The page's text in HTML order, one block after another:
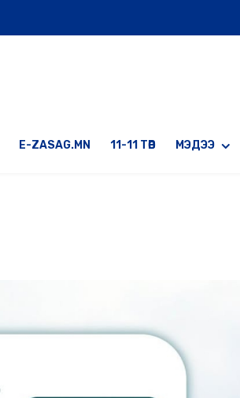
E-ZASAG.MN 11-11 ТӨВ МЭДЭЭ